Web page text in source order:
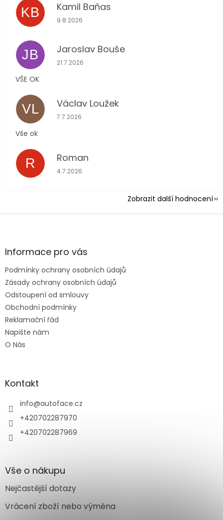
KB Kamil Baňas
Hodnocení obchodu je 5 z 5 hvězdiček.
9.8.2026
JB Jaroslav Bouše
Hodnocení obchodu je 5 z 5 hvězdiček.
21.7.2026
VŠE OK
VL Václav Loužek
Hodnocení obchodu je 5 z 5 hvězdiček.
7.7.2026
Vše ok
R Roman
Hodnocení obchodu je 5 z 5 hvězdiček.
4.7.2026
Zobrazit další hodnocení
Z
aInformace pro vás
Podmínky ochrany osobních údajů
Zásady ochrany osobních údajů
Odstoupení od smlouvy
Obchodní podmínky
Reklamační řád
Napište nám
O Nás
Kontakt
info@autoface.cz
+420702287970
+420702287969
Vše o nákupu
Nejčastější dotazy
Vrácení zboží nebo výměna